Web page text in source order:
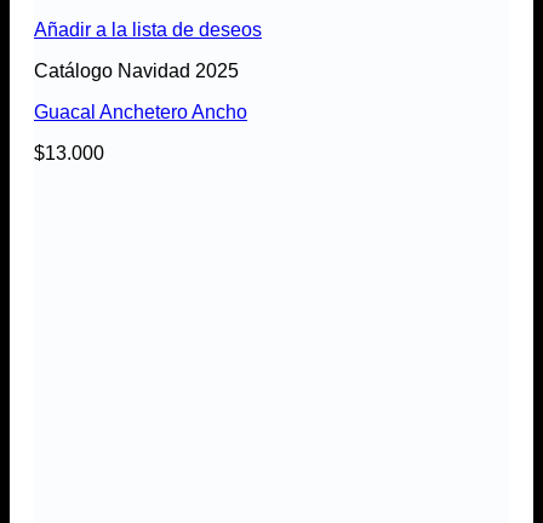
Añadir a la lista de deseos
Catálogo Navidad 2025
Guacal Anchetero Ancho
$13.000